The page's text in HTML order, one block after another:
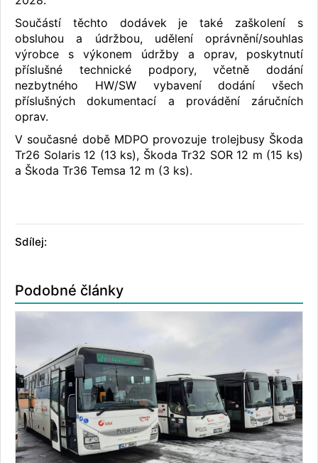
Součástí těchto dodávek je také zaškolení s
obsluhou a údržbou, udělení oprávnění/souhlas
výrobce s výkonem údržby a oprav, poskytnutí
příslušné technické podpory, včetně dodání
nezbytného HW/SW vybavení dodání všech
příslušných dokumentací a provádění záručních
oprav.
V současné době MDPO provozuje trolejbusy Škoda
Tr26 Solaris 12 (13 ks), Škoda Tr32 SOR 12 m (15 ks)
a Škoda Tr36 Temsa 12 m (3 ks).
Sdílej:
Podobné články